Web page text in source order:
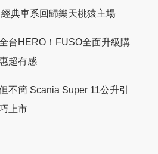
典車系回歸樂天桃猿主場
台HERO！FUSO全面升級購
超有感
不簡 Scania Super 11公升引
上市